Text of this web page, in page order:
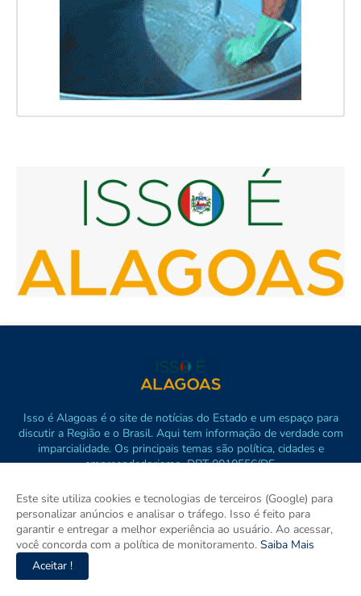
Isso é Alagoas é o site de notícias do Estado e um espaço para
discutir a Região e o Brasil. Aqui tem informação de verdade com
imparcialidade. Os principais temas são política, cidades e
empreendedorismo. DRT 0010556/DF.
Este site utiliza cookies e tecnologias de terceiros (Google) para
personalizar anúncios e analisar o tráfego. Isso é feito para
garantir e entregar a melhor experiência ao usuário. Ao acessar,
você concorda com a política de monitoramento. Saiba Mais
Aceitar !